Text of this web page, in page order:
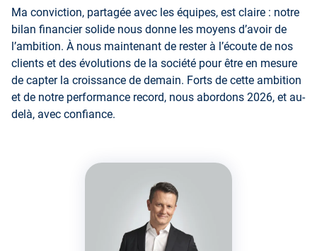
Ma conviction, partagée avec les équipes, est claire : notre
bilan financier solide nous donne les moyens d’avoir de
l’ambition. À nous maintenant de rester à l’écoute de nos
clients et des évolutions de la société pour être en mesure
de capter la croissance de demain. Forts de cette ambition
et de notre performance record, nous abordons 2026, et au-
delà, avec confiance.